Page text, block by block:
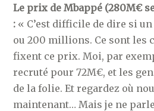
Le prix de Mbappé (280M€
: « C’est difficile de dire si un
ou 200 millions. Ce sont les
fixent ce prix. Moi, par
recruté pour 72M€, et les
de la folie. Et regardez où
maintenant… Mais je ne